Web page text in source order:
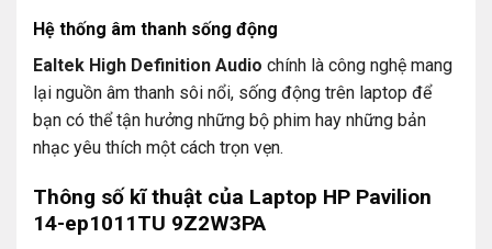
Hệ thống âm thanh sống động
Ealtek High Definition Audio chính là công nghệ mang
lại nguồn âm thanh sôi nổi, sống động trên laptop để
bạn có thể tận hưởng những bộ phim hay những bản
nhạc yêu thích một cách trọn vẹn.
Thông số kĩ thuật của Laptop HP Pavilion
14-ep1011TU 9Z2W3PA